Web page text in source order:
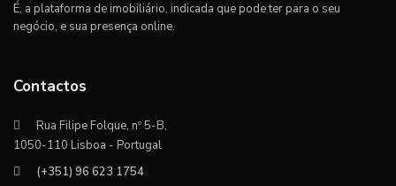
É, a plataforma de imobiliário, indicada que pode ter para o seu
negócio, e sua presença online.
Contactos
Rua Filipe Folque, nº 5-B,
1050-110 Lisboa - Portugal
(+351) 96 623 1754